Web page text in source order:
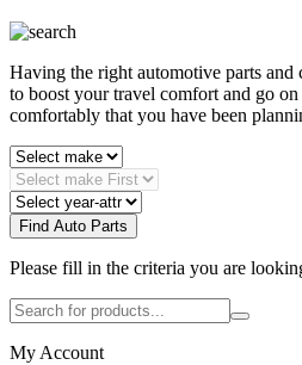
Having the right automotive parts and
to boost your travel comfort and go
comfortably that you have been
Find Auto Parts
Please fill in the criteria you are
My Account